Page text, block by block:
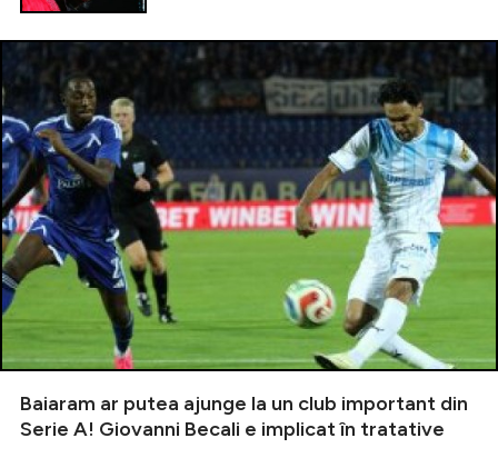
Baiaram ar putea ajunge la un club important din
Serie A! Giovanni Becali e implicat în tratative